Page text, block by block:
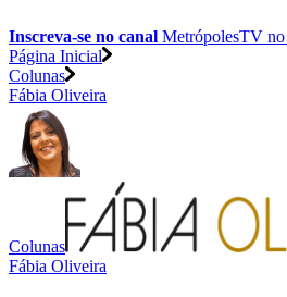
Inscreva-se no canal MetrópolesTV no
Página Inicial
Colunas
Fábia Oliveira
Colunas
Fábia Oliveira